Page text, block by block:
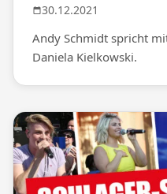
30.12.2021
Andy Schmidt spricht
Daniela Kielkowski.